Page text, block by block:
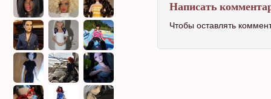
Написать
Чтобы оставлять